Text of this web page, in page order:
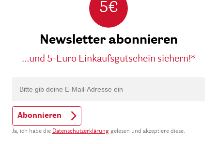
5€
Newsletter abonnieren
...und 5-Euro Einkaufsgutschein sichern!*
Abonnieren
Ja, ich habe die Datenschutzerklärung gelesen und akzeptiere diese.